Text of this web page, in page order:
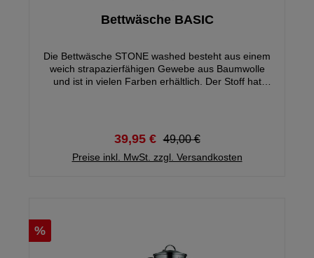
Bettwäsche BASIC
Die Bettwäsche STONE washed besteht aus einem
weich strapazierfähigen Gewebe aus Baumwolle
und ist in vielen Farben erhältlich. Der Stoff hat
Bettwäsche ist sehr hautfreundlich und pflegeleicht,
bis 60°C maschinenwaschbar und trocknergeeignet.
39,95 € 49,00 €
Preise inkl. MwSt. zzgl. Versandkosten
%